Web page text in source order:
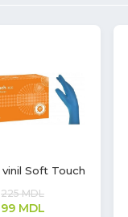
latex Aurelia
208MDL